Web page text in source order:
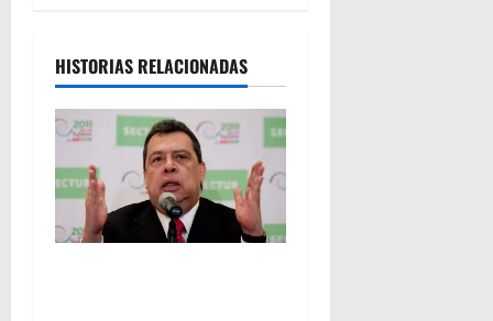
d
e
e
n
t
HISTORIAS RELACIONADAS